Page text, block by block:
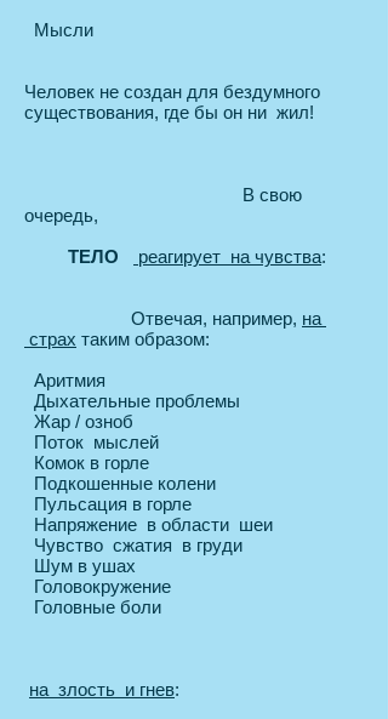
Мысли
Человек не создан для бездумного
существования, где бы он ни жил!
В свою
очередь,
ТЕЛО
реагирует на чувства:
Отвечая, например, на
страх таким образом:
Аритмия
Дыхательные проблемы
Жар / озноб
Поток мыслей
Комок в горле
Подкошенные колени
Пульсация в горле
Напряжение в области шеи
Чувство сжатия в груди
Шум в ушах
Головокружение
Головные боли
на злость и гнев: